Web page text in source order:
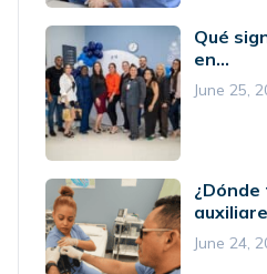
Qué
en...
June 25,
June 24,